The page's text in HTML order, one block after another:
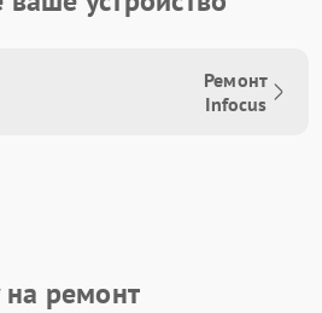
Ремонт
Infocus
на ремонт